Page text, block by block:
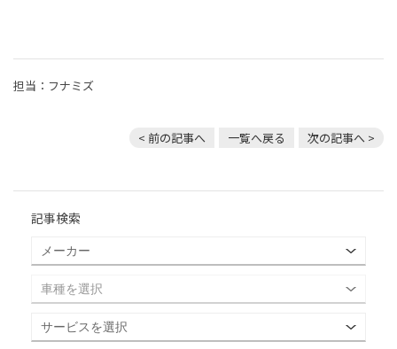
担当：フナミズ
< 前の記事へ 一覧へ戻る 次の記事へ >
記事検索